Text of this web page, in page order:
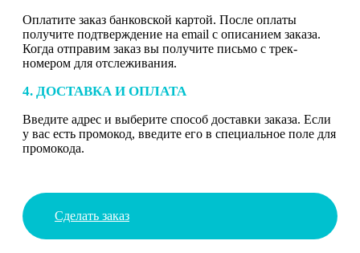
Оплатите заказ банковской картой. После оплаты
получите подтверждение на email с описанием заказа.
Когда отправим заказ вы получите письмо с трек-
номером для отслеживания.
4. ДОСТАВКА И ОПЛАТА
Введите адрес и выберите способ доставки заказа. Если
у вас есть промокод, введите его в специальное поле для
промокода.
Сделать заказ